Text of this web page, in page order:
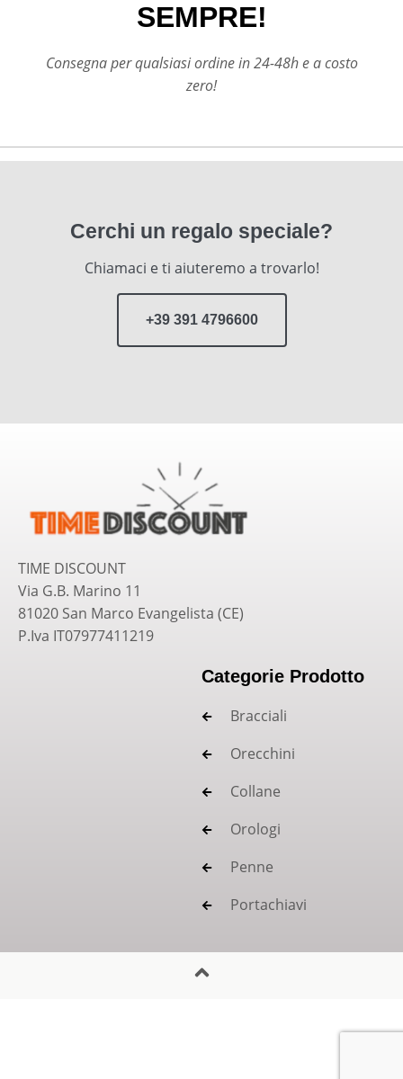
SEMPRE!
Consegna per qualsiasi ordine in 24-48h e a costo
zero!
Cerchi un regalo speciale?
Chiamaci e ti aiuteremo a trovarlo!
+39 391 4796600
TIME DISCOUNT
Via G.B. Marino 11
81020 San Marco Evangelista (CE)
P.Iva IT07977411219
Categorie Prodotto
Bracciali
Orecchini
Collane
Orologi
Penne
Portachiavi